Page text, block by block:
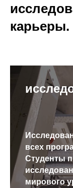
карьеры.
всех
Студенты
мирового